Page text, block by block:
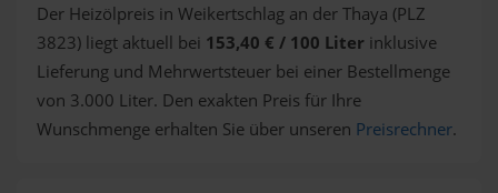
Der Heizölpreis in Weikertschlag an der Thaya (PLZ
3823) liegt aktuell bei 153,40 € / 100 Liter inklusive
Lieferung und Mehrwertsteuer bei einer Bestellmenge
von 3.000 Liter. Den exakten Preis für Ihre
Wunschmenge erhalten Sie über unseren Preisrechner.